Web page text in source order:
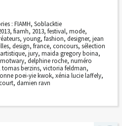
: FIAMH, Soblacktie
,fiamh, 2013,festival,mode,
, young, fashion, designer, jean
, design, france, concours, sélection
, jury, maida gregory boina,
, delphine roche, numéro
tomas berzins, victoria feldman,
poei-yie kwok, xénia lucie laffely,
, damien ravn